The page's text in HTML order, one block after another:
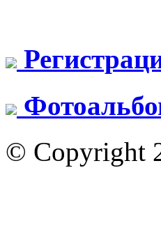
© Copyright